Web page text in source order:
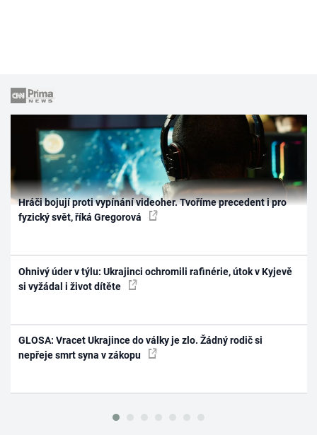
Hráči bojují proti vypínání videoher. Tvoříme precedent i pro
fyzický svět, říká Gregorová
Ohnivý úder v týlu: Ukrajinci ochromili rafinérie, útok v Kyjevě
si vyžádal i život dítěte
GLOSA: Vracet Ukrajince do války je zlo. Žádný rodič si
nepřeje smrt syna v zákopu